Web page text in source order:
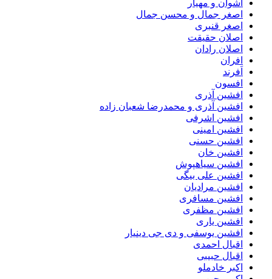
اشوان و مهیار
اصغر جمال و محسن جمال
اصغر قنبری
اصلان حقیقت
اصلان رادان
افران
اَفرند
افسون
افشین آذری
افشین آذری و محمدرضا شعبان زاده
افشین اشرفی
افشین امینی
افشین حسنی
افشین خان
افشین سیاهپوش
افشین علی بیگی
افشین مرادیان
افشین مسافری
افشین مظفری
افشین یاری
افشین یوسفی و دی جی دینیار
اقبال احمدی
اقبال حبیبی
اکبر خادملو